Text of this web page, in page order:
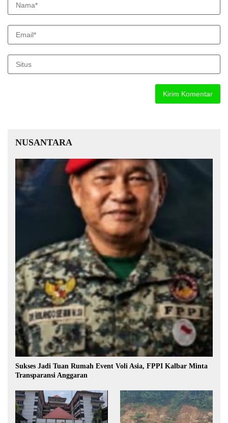
NUSANTARA
Sukses Jadi Tuan Rumah Event Voli Asia, FPPI Kalbar Minta
Transparansi Anggaran